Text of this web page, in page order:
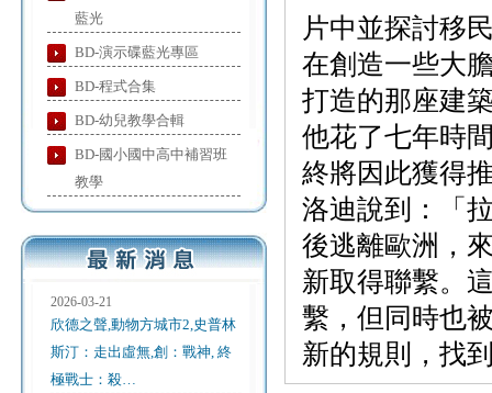
藍光
BD-演示碟藍光專區
BD-程式合集
BD-幼兒教學合輯
BD-國小國中高中補習班
教學
2026-03-21
欣德之聲,動物方城市2,史普林
斯汀：走出虛無,創：戰神, 終
極戰士：殺…
片中並探討移
在創造一些大
打造的那座建
他花了七年時
終將因此獲得
洛迪說到：「
後逃離歐洲，
新取得聯繫。
繫，但同時也
新的規則，找